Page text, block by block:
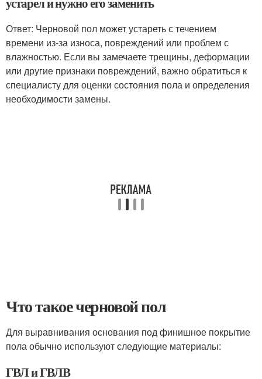
Ответ: Черновой пол может устареть с течением
времени из-за износа, повреждений или проблем с
влажностью. Если вы замечаете трещины, деформации
или другие признаки повреждений, важно обратиться к
специалисту для оценки состояния пола и определения
необходимости замены.
Что такое черновой пол
Для выравнивания основания под финишное покрытие
пола обычно используют следующие материалы:
ГВЛ и ГВЛВ